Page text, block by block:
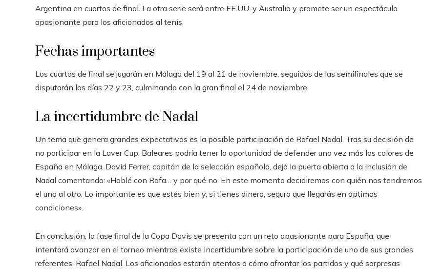
Argentina en cuartos de final. La otra serie será entre EE.UU. y Australia y promete ser un espectáculo
apasionante para los aficionados al tenis.
Fechas importantes
Los cuartos de final se jugarán en Málaga del 19 al 21 de noviembre, seguidos de las semifinales que se
disputarán los días 22 y 23, culminando con la gran final el 24 de noviembre.
La incertidumbre de Nadal
Un tema que genera grandes expectativas es la posible participación de Rafael Nadal. Tras su decisión de
no participar en la Laver Cup, Baleares podría tener la oportunidad de defender una vez más los colores de
España en Málaga. David Ferrer, capitán de la selección española, dejó la puerta abierta a la inclusión de
Nadal comentando: «Hablé con Rafa… y por qué no. En este momento decidiremos con quién nos tendremos
el uno al otro. Lo importante es que estés bien y, si tienes dinero, seguro que llegarás en óptimas
condiciones».
En conclusión, la fase final de la Copa Davis se presenta con un reto apasionante para España, que
intentará avanzar en el torneo mientras existe incertidumbre sobre la participación de uno de sus grandes
referentes, Rafael Nadal. Los aficionados estarán atentos a cómo afrontar los partidos y qué sorpresas